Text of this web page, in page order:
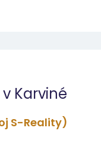
v Karviné
S-Reality)